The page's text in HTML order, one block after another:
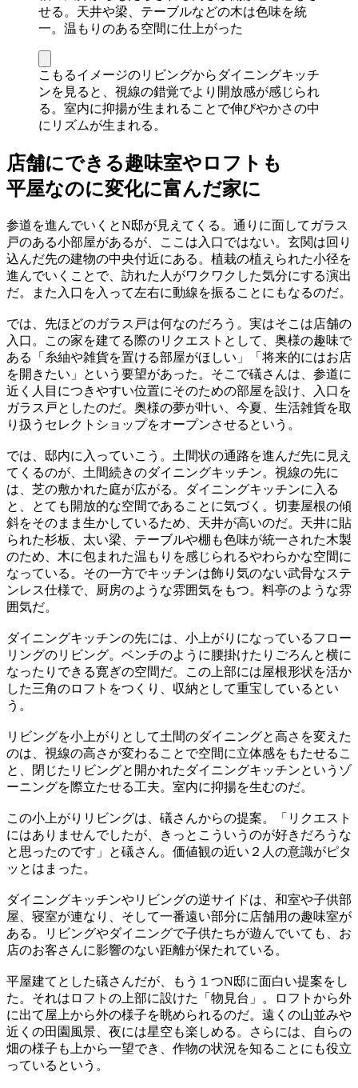
せる。天井や梁、テーブルなどの木は色味を統
一。温もりのある空間に仕上がった
こもるイメージのリビングからダイニングキッチ
ンを見ると、視線の錯覚でより開放感が感じられ
る。室内に抑揚が生まれることで伸びやかさの中
にリズムが生まれる。
店舗にできる趣味室やロフトも
平屋なのに変化に富んだ家に
参道を進んでいくとN邸が見えてくる。通りに面してガラス
戸のある小部屋があるが、ここは入口ではない。玄関は回り
込んだ先の建物の中央付近にある。植栽の植えられた小径を
進んでいくことで、訪れた人がワクワクした気分にする演出
だ。また入口を入って左右に動線を振ることにもなるのだ。
では、先ほどのガラス戸は何なのだろう。実はそこは店舗の
入口。この家を建てる際のリクエストとして、奥様の趣味で
ある「糸紬や雑貨を置ける部屋がほしい」「将来的にはお店
を開きたい」という要望があった。そこで礒さんは、参道に
近く人目につきやすい位置にそのための部屋を設け、入口を
ガラス戸としたのだ。奥様の夢が叶い、今夏、生活雑貨を取
り扱うセレクトショップをオープンさせるという。
では、邸内に入っていこう。土間状の通路を進んだ先に見え
てくるのが、土間続きのダイニングキッチン。視線の先に
は、芝の敷かれた庭が広がる。ダイニングキッチンに入る
と、とても開放的な空間であることに気づく。切妻屋根の傾
斜をそのまま生かしているため、天井が高いのだ。天井に貼
られた杉板、太い梁、テーブルや棚も色味が統一された木製
のため、木に包まれた温もりを感じられるやわらかな空間に
なっている。その一方でキッチンは飾り気のない武骨なステ
ンレス仕様で、厨房のような雰囲気をもつ。料亭のような雰
囲気だ。
ダイニングキッチンの先には、小上がりになっているフロー
リングのリビング。ベンチのように腰掛けたりごろんと横に
なったりできる寛ぎの空間だ。この上部には屋根形状を活か
した三角のロフトをつくり、収納として重宝しているとい
う。
リビングを小上がりとして土間のダイニングと高さを変えた
のは、視線の高さが変わることで空間に立体感をもたせるこ
と、閉じたリビングと開かれたダイニングキッチンというゾ
ーニングを際立たせる工夫。室内に抑揚を生むのだ。
この小上がりリビングは、礒さんからの提案。「リクエスト
にはありませんでしたが、きっとこういうのが好きだろうな
と思ったのです」と礒さん。価値観の近い２人の意識がピタ
ッとはまった。
ダイニングキッチンやリビングの逆サイドは、和室や子供部
屋、寝室が連なり、そして一番遠い部分に店舗用の趣味室が
ある。リビングやダイニングで子供たちが遊んでいても、お
店のお客さんに影響のない距離が保たれている。
平屋建てとした礒さんだが、もう１つN邸に面白い提案をし
た。それはロフトの上部に設けた「物見台」。ロフトから外
に出て屋上から外の様子を眺められるのだ。遠くの山並みや
近くの田園風景、夜には星空も楽しめる。さらには、自らの
畑の様子も上から一望でき、作物の状況を知ることにも役立
っているという。